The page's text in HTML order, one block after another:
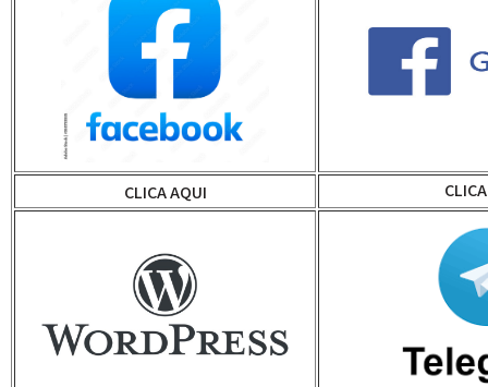
CLICA AQUI